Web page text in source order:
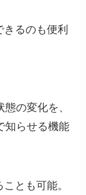
るのも便利
の変化を、
知らせる機能
とも可能。